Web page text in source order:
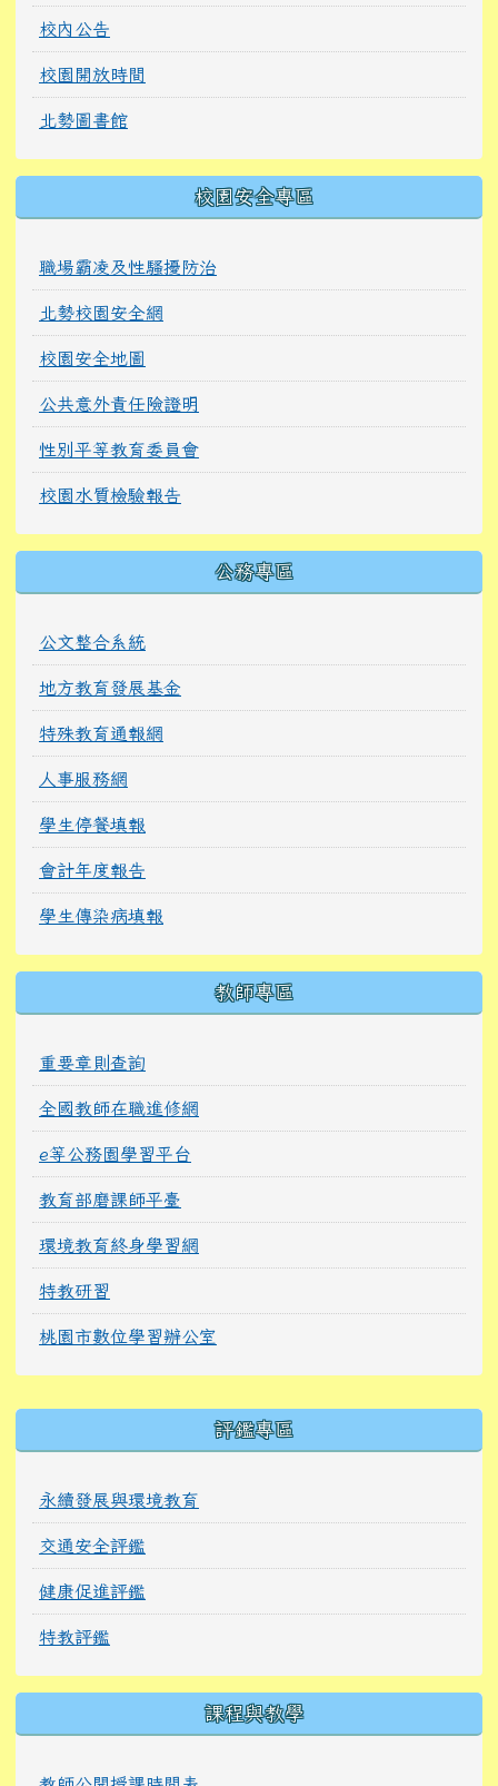
校內公告
校園開放時間
北勢圖書館
校園安全專區
職場霸凌及性騷擾防治
北勢校園安全網
校園安全地圖
公共意外責任險證明
性別平等教育委員會
校園水質檢驗報告
公務專區
公文整合系統
地方教育發展基金
特殊教育通報網
人事服務網
學生停餐填報
會計年度報告
學生傳染病填報
教師專區
重要章則查詢
全國教師在職進修網
e等公務園學習平台
教育部磨課師平臺
環境教育終身學習網
特教研習
桃園市數位學習辦公室
評鑑專區
永續發展與環境教育
交通安全評鑑
健康促進評鑑
特教評鑑
課程與教學